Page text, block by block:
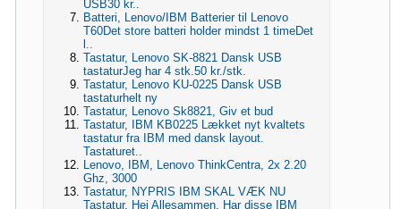
USB30 kr..
Batteri, Lenovo/IBM Batterier til Lenovo
T60Det store batteri holder mindst 1 timeDet
l..
Tastatur, Lenovo SK-8821 Dansk USB
tastaturJeg har 4 stk.50 kr./stk.
Tastatur, Lenovo KU-0225 Dansk USB
tastaturhelt ny
Tastatur, Lenovo Sk8821, Giv et bud
Tastatur, IBM KB0225 Lækket nyt kvaltets
tastatur fra IBM med dansk layout.
Tastaturet..
Lenovo, IBM, Lenovo ThinkCentra, 2x 2.20
Ghz, 3000
Tastatur, NYPRIS IBM SKAL VÆK NU
Tastatur, Hej Allesammen. Har disse IBM